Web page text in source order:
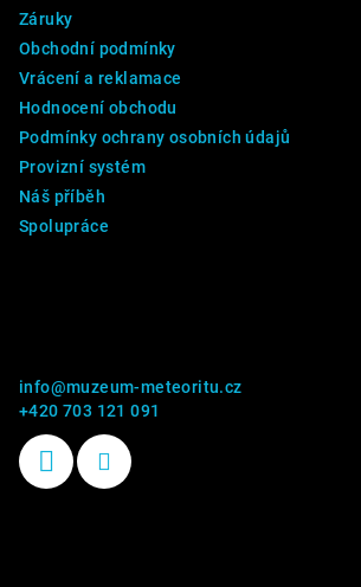
Záruky
Obchodní podmínky
Vrácení a reklamace
Hodnocení obchodu
Podmínky ochrany osobních údajů
Provizní systém
Náš příběh
Spolupráce
info@muzeum-meteoritu.cz
+420 703 121 091